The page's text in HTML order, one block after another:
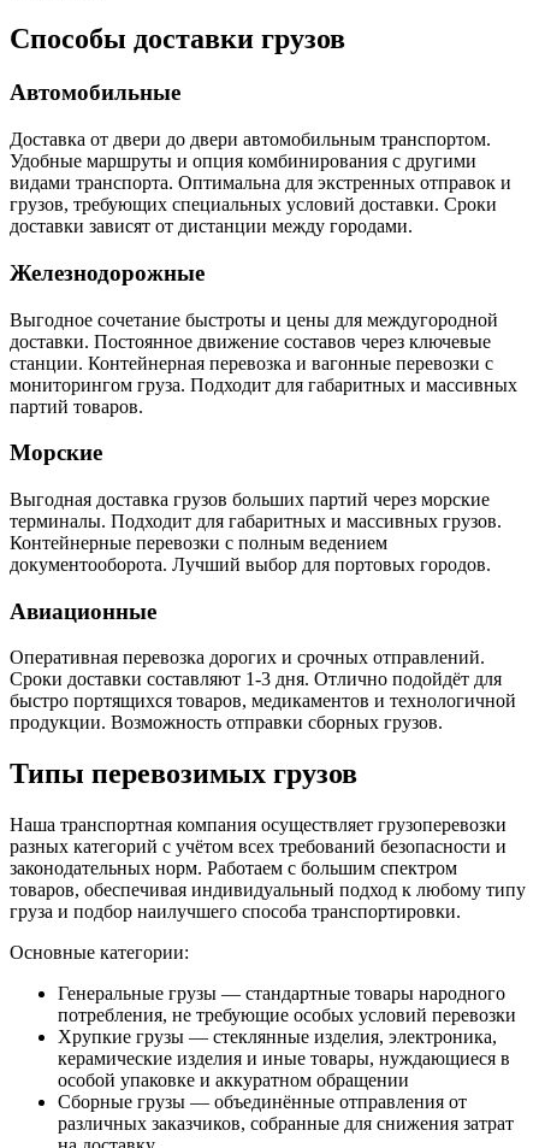
Способы доставки грузов
Автомобильные
Доставка от двери до двери автомобильным транспортом.
Удобные маршруты и опция комбинирования с другими
видами транспорта. Оптимальна для экстренных отправок и
грузов, требующих специальных условий доставки. Сроки
доставки зависят от дистанции между городами.
Железнодорожные
Выгодное сочетание быстроты и цены для междугородной
доставки. Постоянное движение составов через ключевые
станции. Контейнерная перевозка и вагонные перевозки с
мониторингом груза. Подходит для габаритных и массивных
партий товаров.
Морские
Выгодная доставка грузов больших партий через морские
терминалы. Подходит для габаритных и массивных грузов.
Контейнерные перевозки с полным ведением
документооборота. Лучший выбор для портовых городов.
Авиационные
Оперативная перевозка дорогих и срочных отправлений.
Сроки доставки составляют 1-3 дня. Отлично подойдёт для
быстро портящихся товаров, медикаментов и технологичной
продукции. Возможность отправки сборных грузов.
Типы перевозимых грузов
Наша транспортная компания осуществляет грузоперевозки
разных категорий с учётом всех требований безопасности и
законодательных норм. Работаем с большим спектром
товаров, обеспечивая индивидуальный подход к любому типу
груза и подбор наилучшего способа транспортировки.
Основные категории:
Генеральные грузы — стандартные товары народного
потребления, не требующие особых условий перевозки
Хрупкие грузы — стеклянные изделия, электроника,
керамические изделия и иные товары, нуждающиеся в
особой упаковке и аккуратном обращении
Сборные грузы — объединённые отправления от
различных заказчиков, собранные для снижения затрат